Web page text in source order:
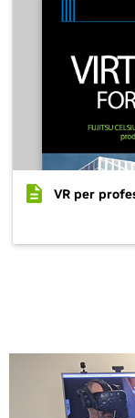
VR per